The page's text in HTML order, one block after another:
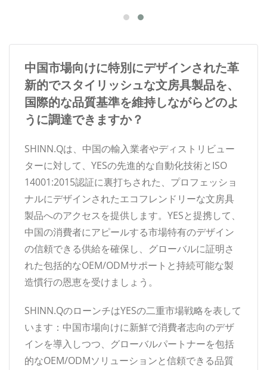
中国市場向けに特別にデザインされた革
新的でスタイリッシュな文房具製品を、
国際的な品質基準を維持しながらどのよ
うに調達できますか？
SHINN.Qは、中国の輸入業者やディストリビュー
ターに対して、YESの先進的な自動化技術とISO
14001:2015認証に裏打ちされた、プロフェッショ
ナルにデザインされたエコフレンドリーな文房具
製品へのアクセスを提供します。YESと提携して、
中国の消費者にアピールする市場特有のデザイン
の信頼できる供給を確保し、グローバルに証明さ
れた包括的なOEM/ODMサポートと持続可能な製
造慣行の恩恵を受けましょう。
SHINN.QのローンチはYESの二重市場戦略を表して
います：中国市場向けに新鮮で消費者志向のデザ
インを導入しつつ、グローバルパートナーを包括
的なOEM/ODMソリューションと信頼できる品質